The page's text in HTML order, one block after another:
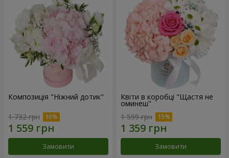
Композиція "Ніжний дотик"
1 732 грн
Замовити
Квіти в коробці "Щастя не
оминеш"
1 599 грн
Замовити